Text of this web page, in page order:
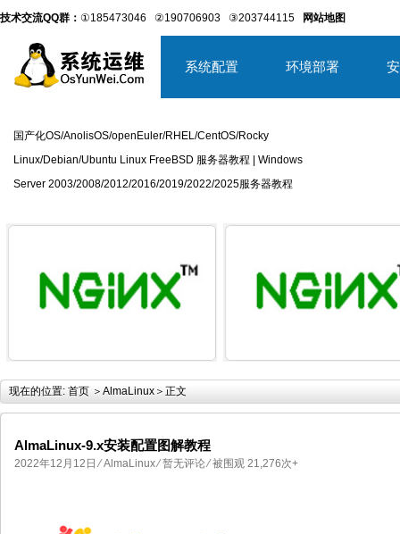
技术交流QQ群： ①185473046 ②190706903 ③203744115 网站地图
系统配置 环境部署
国产化OS/AnolisOS/openEuler/RHEL/CentOS/Rocky
Linux/Debian/Ubuntu Linux FreeBSD 服务器教程 | Windows
Server 2003/2008/2012/2016/2019/2022/2025服务器教程
现在的位置: 首页 ＞ AlmaLinux ＞正文
AlmaLinux-9.x安装配置图解教程
2022年12月12日 ⁄AlmaLinux ⁄暂无评论⁄ 被围观 21,276次+